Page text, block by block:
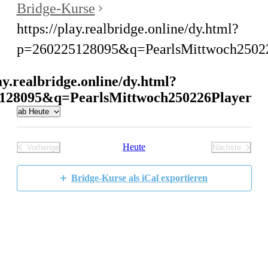
Bridge-Kurse
https://play.realbridge.online/dy.html?
dy.html?
ab Heute
Vorherige
Bridge-Kurse
Heute
Nächste
Bridge-
Bridge-Kurse als iCal exportieren